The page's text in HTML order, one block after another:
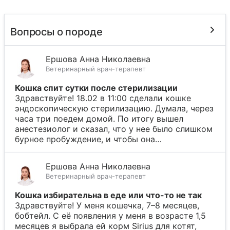
Вопросы о породе
Ершова Анна Николаевна
Ветеринарный врач-терапевт
Кошка спит сутки после стерилизации
Здравствуйте! 18.02 в 11:00 сделали кошке
эндоскопическую стерилизацию. Думала, через
часа три поедем домой. По итогу вышел
анестезиолог и сказал, что у нее было слишком
бурное пробуждение, и чтобы она…
Ершова Анна Николаевна
Ветеринарный врач-терапевт
Кошка избирательна в еде или что-то не так
Здравствуйте! У меня кошечка, 7–8 месяцев,
бобтейл. С её появления у меня в возрасте 1,5
месяцев я выбрала ей корм Sirius для котят,